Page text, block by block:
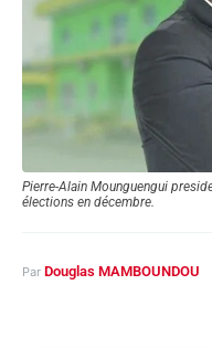
Pierre-Alain Mounguengui
élections en décembre.
Par Douglas MAMBOUNDOU